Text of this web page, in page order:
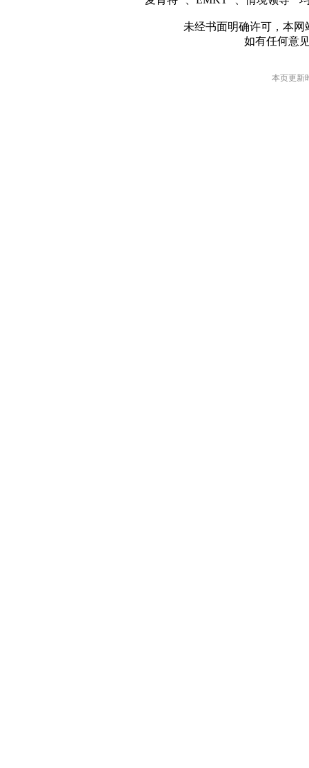
未经书面明确许可，本
如有任何意
本页更新